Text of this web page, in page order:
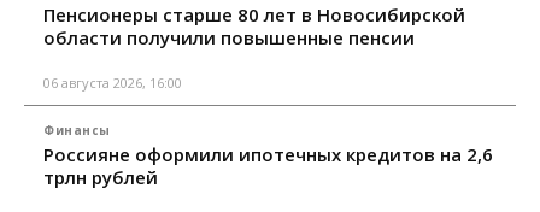
Пенсионеры старше 80 лет в Новосибирской
области получили повышенные пенсии
06 августа 2026, 16:00
Финансы
Россияне оформили ипотечных кредитов на 2,6
трлн рублей